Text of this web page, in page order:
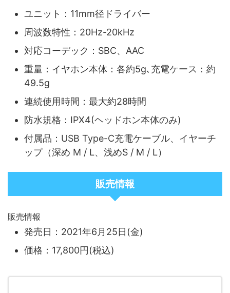
ユニット：11mm径ドライバー
周波数特性：20Hz-20kHz
対応コーデック：SBC、AAC
重量：イヤホン本体：各約5g､充電ケース：約
49.5g
連続使用時間：最大約28時間
防水規格：IPX4(ヘッドホン本体のみ)
付属品：USB Type-C充電ケーブル、イヤーチ
ップ（深め M / L、浅めS / M / L）
販売情報
販売情報
発売日：2021年6月25日(金)
価格：17,800円(税込)